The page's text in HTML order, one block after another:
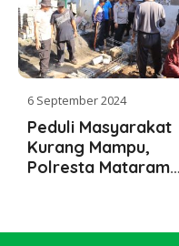
6 September 2024
Peduli Masyarakat
Kurang Mampu,
Polresta Mataram